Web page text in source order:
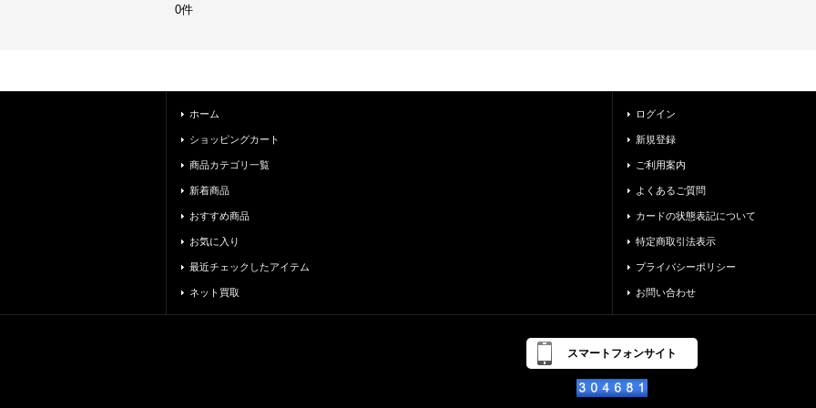
0件
ホーム
ショッピングカート
商品カテゴリ一覧
新着商品
おすすめ商品
お気に入り
最近チェックしたアイテム
ネット買取
ログイン
新規登録
ご利用案内
よくあるご質問
カードの状態表記について
特定商取引法表示
プライバシーポリシー
お問い合わせ
スマートフォンサイト